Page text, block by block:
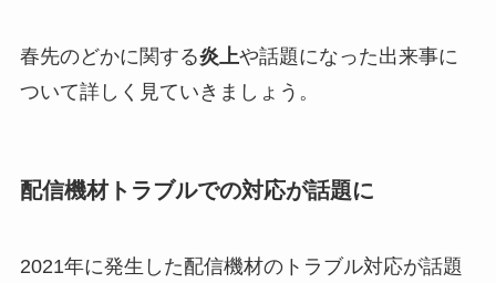
春先のどかに関する炎上や話題になった出来事に
ついて詳しく見ていきましょう。
配信機材トラブルでの対応が話題に
2021年に発生した配信機材のトラブル対応が話題